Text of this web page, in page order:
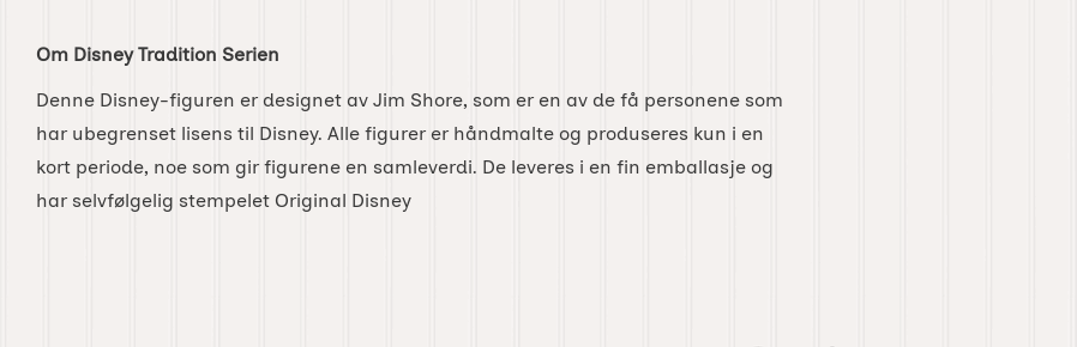
Om Disney Tradition Serien
Denne Disney-figuren er designet av Jim Shore, som er en av de få personene som
har ubegrenset lisens til Disney. Alle figurer er håndmalte og produseres kun i en
kort periode, noe som gir figurene en samleverdi. De leveres i en fin emballasje og
har selvfølgelig stempelet Original Disney